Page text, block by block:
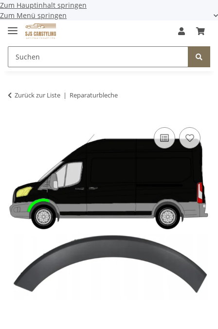
Zum Hauptinhalt springen
Zum Menü springen
Zurück zur Liste Reparaturbleche